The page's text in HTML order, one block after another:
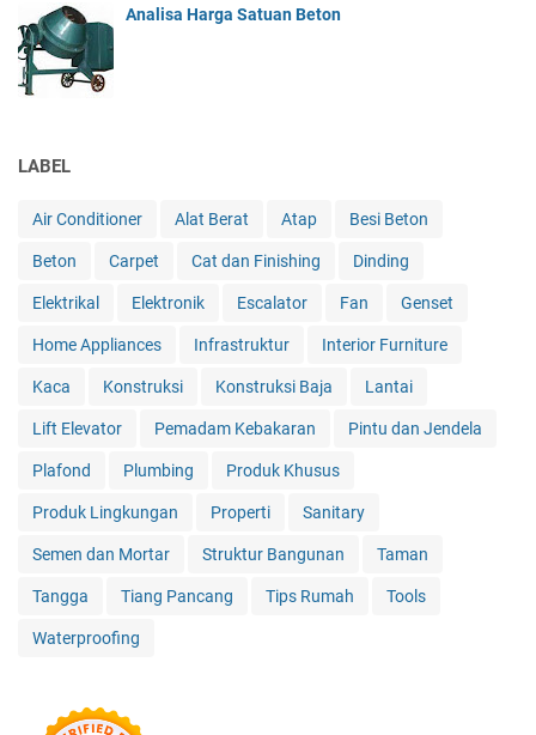
Analisa Harga Satuan Beton
LABEL
Air Conditioner Alat Berat Atap Besi Beton
Beton Carpet Cat dan Finishing Dinding
Elektrikal Elektronik Escalator Fan Genset
Home Appliances Infrastruktur Interior Furniture
Kaca Konstruksi Konstruksi Baja Lantai
Lift Elevator Pemadam Kebakaran Pintu dan Jendela
Plafond Plumbing Produk Khusus
Produk Lingkungan Properti Sanitary
Semen dan Mortar Struktur Bangunan Taman
Tangga Tiang Pancang Tips Rumah Tools
Waterproofing